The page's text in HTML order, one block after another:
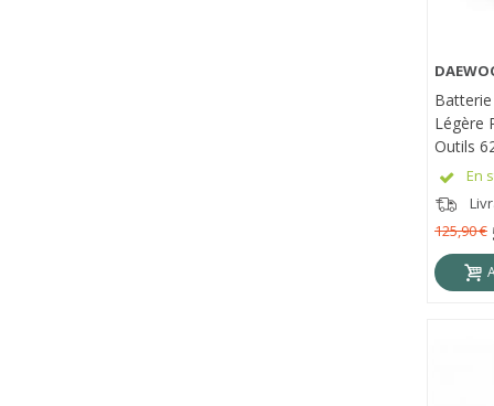
Batterie
Légère
Outils
En
125,90 €